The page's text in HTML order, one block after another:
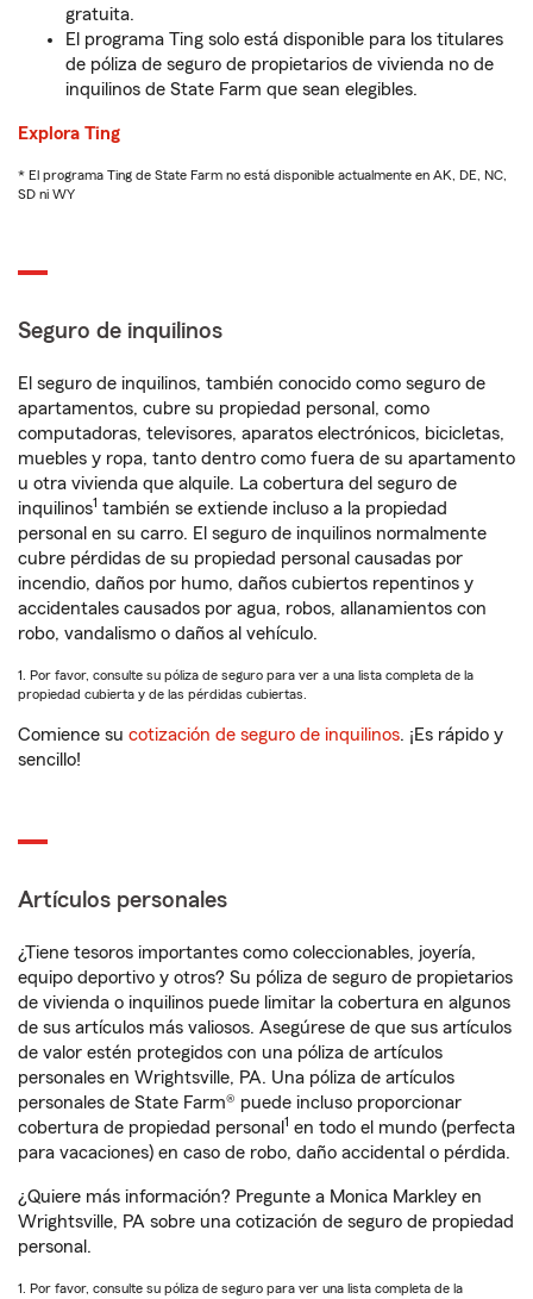
gratuita.
El programa Ting solo está disponible para los titulares
de póliza de seguro de propietarios de vivienda no de
inquilinos de State Farm que sean elegibles.
Explora Ting
* El programa Ting de State Farm no está disponible actualmente en AK, DE, NC,
SD ni WY
Seguro de inquilinos
El seguro de inquilinos, también conocido como seguro de
apartamentos, cubre su propiedad personal, como
computadoras, televisores, aparatos electrónicos, bicicletas,
muebles y ropa, tanto dentro como fuera de su apartamento
u otra vivienda que alquile. La cobertura del seguro de
inquilinos1 también se extiende incluso a la propiedad
personal en su carro. El seguro de inquilinos normalmente
cubre pérdidas de su propiedad personal causadas por
incendio, daños por humo, daños cubiertos repentinos y
accidentales causados por agua, robos, allanamientos con
robo, vandalismo o daños al vehículo.
1. Por favor, consulte su póliza de seguro para ver a una lista completa de la
propiedad cubierta y de las pérdidas cubiertas.
Comience su cotización de seguro de inquilinos. ¡Es rápido y
sencillo!
Artículos personales
¿Tiene tesoros importantes como coleccionables, joyería,
equipo deportivo y otros? Su póliza de seguro de propietarios
de vivienda o inquilinos puede limitar la cobertura en algunos
de sus artículos más valiosos. Asegúrese de que sus artículos
de valor estén protegidos con una póliza de artículos
personales en Wrightsville, PA. Una póliza de artículos
personales de State Farm® puede incluso proporcionar
cobertura de propiedad personal 1 en todo el mundo (perfecta
para vacaciones) en caso de robo, daño accidental o pérdida.
¿Quiere más información? Pregunte a Monica Markley en
Wrightsville, PA sobre una cotización de seguro de propiedad
personal.
1. Por favor, consulte su póliza de seguro para ver una lista completa de la